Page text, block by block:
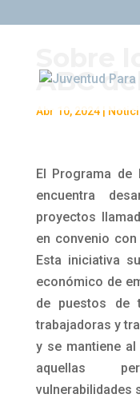
ABC
Abr 10, 2024|
El Programa de
encuentra
proyectos
en convenio
Esta iniciativa
económico de
de puestos de
trabajadoras y
y se mantiene
aquellas
vulnerabilidades